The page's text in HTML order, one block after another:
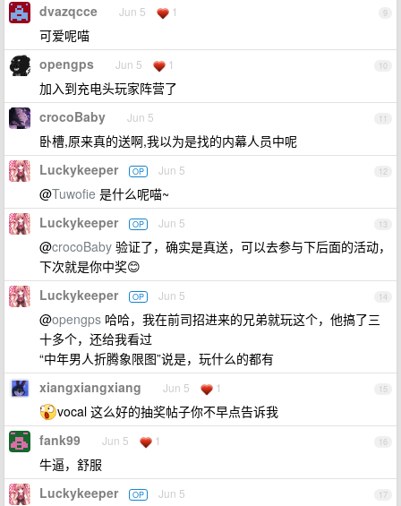
9
dvazqcce Jun 5 1
可爱呢喵
10
opengps Jun 5 1
加入到充电头玩家阵营了
11
crocoBaby Jun 5
卧槽,原来真的送啊,我以为是找的内幕人员中呢
12
Luckykeeper OP Jun 5
@Tuwofie 是什么呢喵~
13
Luckykeeper OP Jun 5
@crocoBaby 验证了，确实是真送，可以去参与下后面的活动，
下次就是你中奖😊
14
Luckykeeper OP Jun 5
@opengps 哈哈，我在前司招进来的兄弟就玩这个，他搞了三
十多个，还给我看过
“中年男人折腾象限图”说是，玩什么的都有
15
xiangxiangxiang Jun 5 1
vocal 这么好的抽奖帖子你不早点告诉我
16
fank99 Jun 5 1
牛逼，舒服
17
Luckykeeper OP Jun 5